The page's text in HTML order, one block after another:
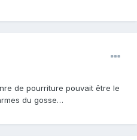
de pourriture pouvait être le
du gosse…